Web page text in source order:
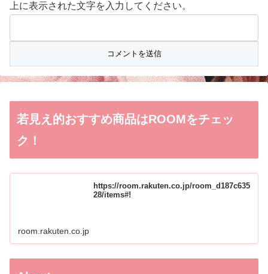
上に表示された文字を入力してください。
若見え的おすすめ商品はROOMをチェッ
ク！
https://room.rakuten.co.jp/room_d187c635
28/items#!
room.rakuten.co.jp